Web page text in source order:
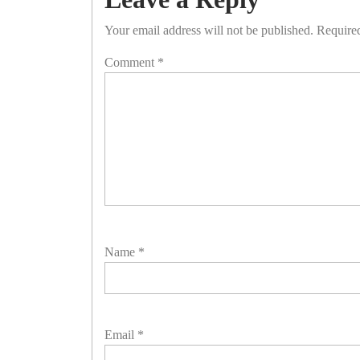
Your email address will not be published.
Comment *
Name *
Email *